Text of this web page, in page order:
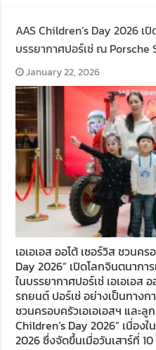
AAS Children’s Day 2026 เ
บรรยากาศปอร์เช่ ณ Porsche
January 22, 2026
เอเอเอส ออโต้ เซอร์วิส ชวนค
Day 2026” เปิดโลกจินตนาก
ในบรรยากาศปอร์เช่ เอเอเอส
รถยนต์ ปอร์เช่ อย่างเป็นทางก
ชวนครอบครัวเอเอเอสฯ และ
Children’s Day 2026” เนื่อง
2026 ซึ่งจัดขึ้นเมื่อวันเสาร์ที่